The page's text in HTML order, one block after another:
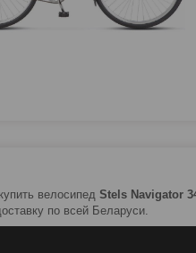
велосипед Stels Navigator
по всей Беларуси.